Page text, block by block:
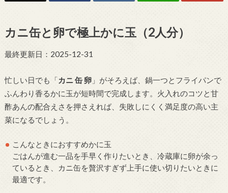
カニ缶と卵で極上かに玉（2人分）
最終更新日：2025-12-31
忙しい日でも「カニ 缶 卵」がそろえば、鍋一つとフライパンで
ふんわり香るかに玉が短時間で完成します。火入れのコツと甘
酢あんの配合えさを押さえれば、失敗しにくく満足度の高い主
菜になるでしょう。
こんなときにおすすめかに玉
ごはんが進む一品を手早く作りたいとき、冷蔵庫に卵が余っ
ているとき、カニ缶を贅沢すぎず上手に使い切りたいときに
最適です。